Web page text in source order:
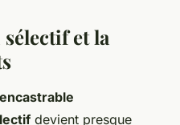
et la
devient presque